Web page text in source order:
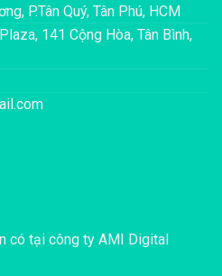
P.Tân Quý, Tân Phú, HCM
141 Cộng Hòa, Tân Bình,
có tại công ty AMI Digital